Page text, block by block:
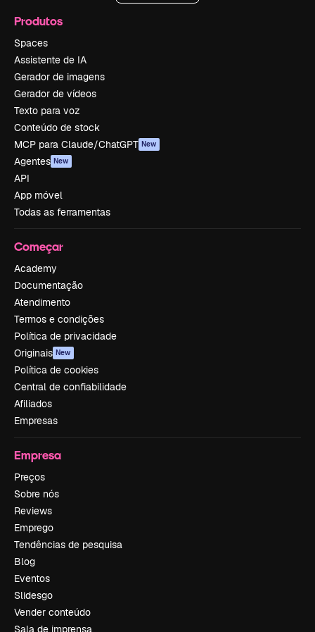
Produtos
Spaces
Assistente de IA
Gerador de imagens
Gerador de vídeos
Texto para voz
Conteúdo de stock
MCP para Claude/ChatGPT New
Agentes New
API
App móvel
Todas as ferramentas
Começar
Academy
Documentação
Atendimento
Termos e condições
Política de privacidade
Originais New
Política de cookies
Central de confiabilidade
Afiliados
Empresas
Empresa
Preços
Sobre nós
Reviews
Emprego
Tendências de pesquisa
Blog
Eventos
Slidesgo
Vender conteúdo
Sala de imprensa